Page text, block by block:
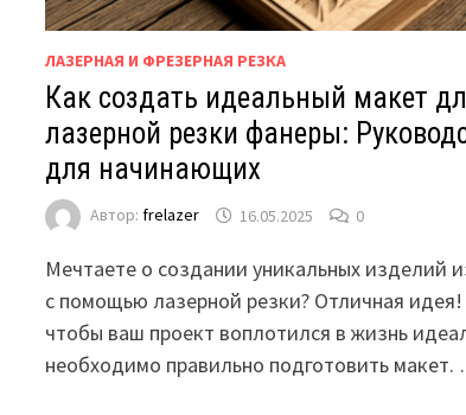
ЛАЗЕРНАЯ И ФРЕЗЕРНАЯ РЕЗКА
Как создать идеальный макет
лазерной резки фанеры:
для начинающих
Автор:frelazer 16.05.2025 0
Мечтаете о создании уникальных изделий
с помощью лазерной резки? Отличная
чтобы ваш проект воплотился в жизнь
необходимо правильно подготовить